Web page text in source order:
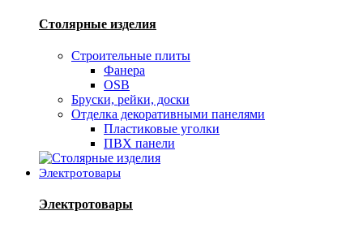
Столярные изделия
Строительные плиты
Фанера
OSB
Бруски, рейки, доски
Отделка декоративными панелями
Пластиковые уголки
ПВХ панели
Электротовары
Электротовары